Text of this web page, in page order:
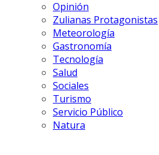
Opinión
Zulianas Protagonistas
Meteorología
Gastronomía
Tecnología
Salud
Sociales
Turismo
Servicio Público
Natura